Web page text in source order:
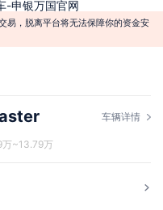
-申银万国官网
易，脱离平台将无法保障你的资金安
车辆详情
万~13.79万